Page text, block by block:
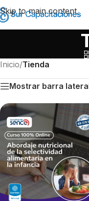
Skip to main content
Inicio/Tienda
Mostrar barra